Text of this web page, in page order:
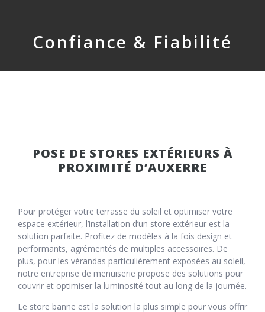
Confiance & Fiabilité
POSE DE STORES EXTÉRIEURS À
PROXIMITÉ D’AUXERRE
Pour protéger votre terrasse du soleil et optimiser votre
espace extérieur, l’installation d’un store extérieur est la
solution parfaite. Profitez de modèles à la fois design et
performants, agrémentés de multiples accessoires. De
plus, pour les vérandas particulièrement exposées au soleil,
notre entreprise de menuiserie propose des solutions pour
couvrir et optimiser la luminosité tout au long de la journée.
Le store banne est la solution la plus simple pour vous offrir